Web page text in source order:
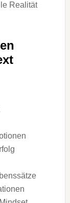
Realität